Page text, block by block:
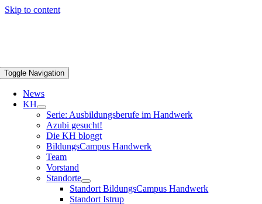
Skip to content
Toggle Navigation
News
KH
Serie: Ausbildungsberufe im Handwerk
Azubi gesucht!
Die KH bloggt
BildungsCampus Handwerk
Team
Vorstand
Standorte
Standort BildungsCampus Handwerk
Standort Istrup